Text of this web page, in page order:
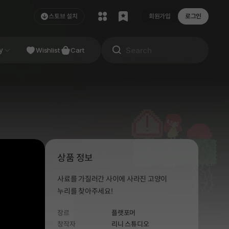
스토브 설치 회원가입 로그인
Studio
Wishlist Cart
상품 정보
사료를 가질러간 사이에 사라진 고양이
누리를 찾아주세요!
장르
플랫포머
창작자
리니 스튜디오